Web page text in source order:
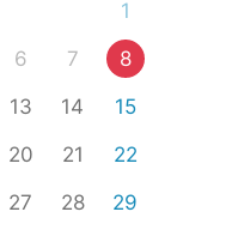
1
6 7
8
13 14
15
20 21
22
27 28
29